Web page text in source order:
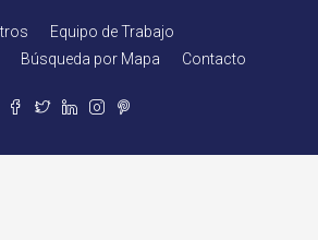
Equipo de Trabajo
Búsqueda por Mapa Contacto